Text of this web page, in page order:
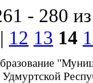
- 280
| 12 13 14